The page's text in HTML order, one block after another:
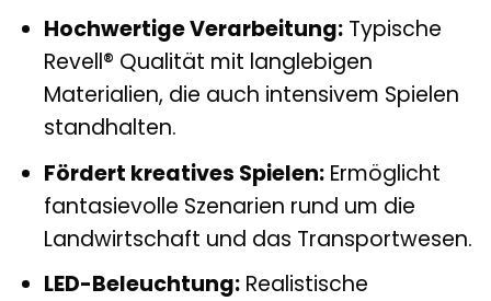
Hochwertige Verarbeitung:Typische
Revell® Qualität mit langlebigen
Materialien, die auch intensivem Spielen
standhalten.
Fördert kreatives Spielen:Ermöglicht
fantasievolle Szenarien rund um die
Landwirtschaft und das Transportwesen.
LED-Beleuchtung:Realistische